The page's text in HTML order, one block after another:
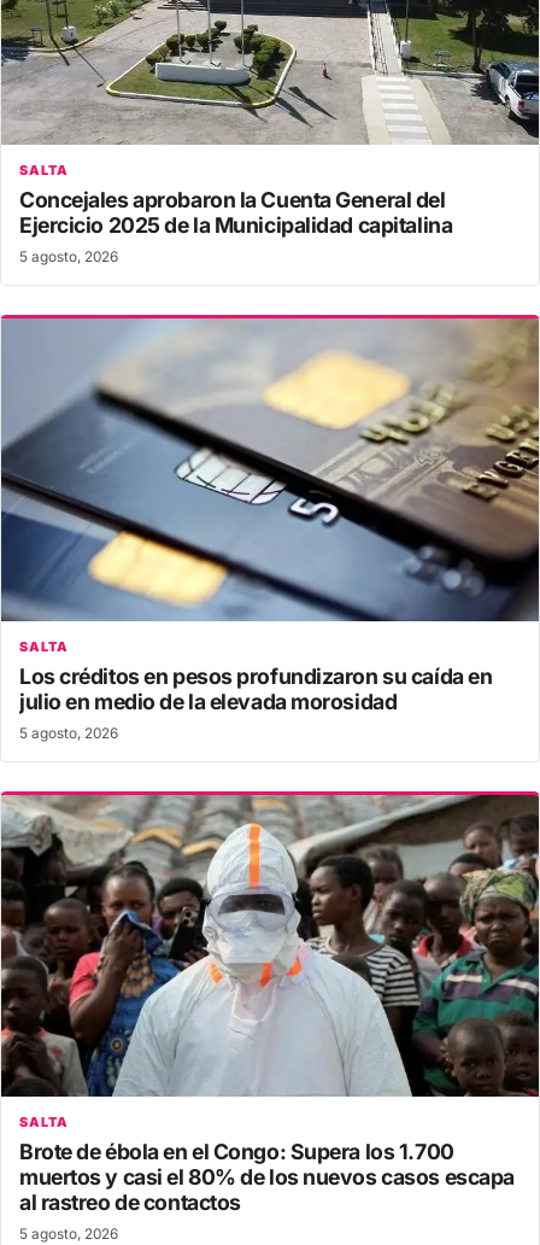
SALTA
Concejales aprobaron la Cuenta General del
Ejercicio 2025 de la Municipalidad capitalina
5 agosto, 2026
SALTA
Los créditos en pesos profundizaron su caída en
julio en medio de la elevada morosidad
5 agosto, 2026
SALTA
Brote de ébola en el Congo: Supera los 1.700
muertos y casi el 80% de los nuevos casos escapa
al rastreo de contactos
5 agosto, 2026